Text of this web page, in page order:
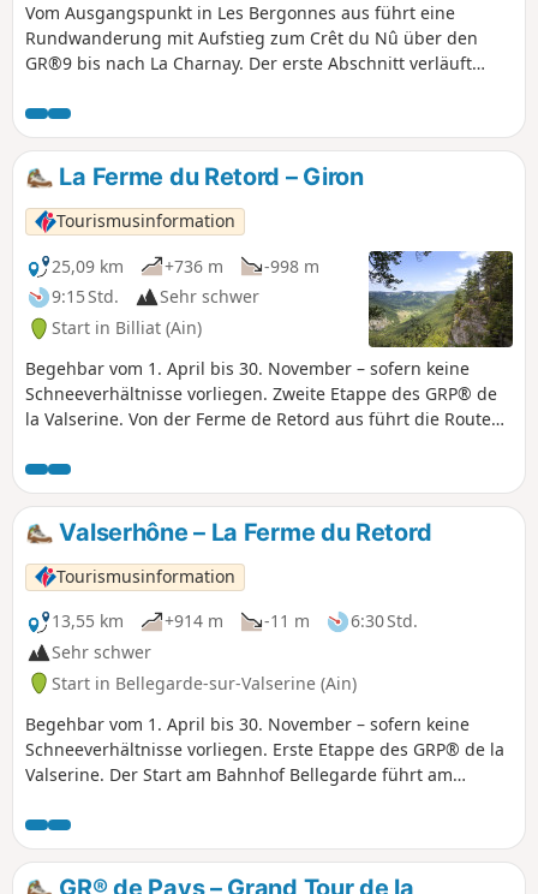
Vom Ausgangspunkt in Les Bergonnes aus führt eine
Rundwanderung mit Aufstieg zum Crêt du Nû über den
GR®9 bis nach La Charnay. Der erste Abschnitt verläuft
Terments und am Crêt du Nû: Steigen Sie hinauf zu den
Aussichtspunkten, um den Blick auf die Rhône und die
Alpen zu genießen. Der zweite Teil des Aufstiegs verläuft
über das Plateau. Anschließend erreicht man die Ferme du
Retord. Hinter der Ferme geht es auf dem gelb markierten
Weg hinunter in Richtung La Grange à Lucien. Der Abstieg
führt weiter zum Pré Brachet, dann zum Gros Frêne und zu
den Granges Charpy, um schließlich wieder in Les
Bergonnes anzukommen.
La Ferme du Retord – Giron
Tourismusinformation
25,09 km
+736 m
-998 m
9:15 Std.
Sehr schwer
Start in Billiat (Ain)
Begehbar vom 1. April bis 30. November – sofern keine
Schneeverhältnisse vorliegen. Zweite Etappe des GRP® de
la Valserine. Von der Ferme de Retord aus führt die Route
Plateaus, bevor sie den Abstieg nach Lalleyriat beginnt, mit
einem Aussichtspunkt auf die Autoroute des Titans. In
Saint-Germain-de-Joux lohnt sich ein Abstecher, um die
beeindruckenden Marmites de Géant zu entdecken, die von
der Semine ausgehöhlt wurden. Die Etappe endet auf der
Nordseite in Giron.
Valserhône – La Ferme du Retord
Tourismusinformation
13,55 km
+914 m -11 m
6:30 Std.
Sehr schwer
Start in Bellegarde-sur-Valserine (Ain)
Begehbar vom 1. April bis 30. November – sofern keine
Schneeverhältnisse vorliegen. Erste Etappe des GRP® de la
Valserine. Der Start am Bahnhof Bellegarde führt am
Route zum Plateau de Retord ansteigt. Nach 1,5 Stunden
Aufstieg durch den Wald erwartet Sie ein herrlicher
Ausblick auf das Jura-Gebirge und die Alpen. Die Etappe
GR® de Pays – Grand Tour de la